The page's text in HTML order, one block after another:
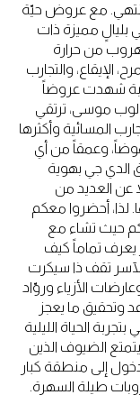
تنتهي. مع عروض حيّة
بليالٍ مميزة ذات
من حرارة
الإيقاع، والتجارب
شهدت عروضاً
موسى، ترتقي
المسائية وأكثرها
وعمقاً من أي
الدي جي بهوية
عن العديد من
لذا، أحضروا معكم
حيث تشاء مع
تماماً كيف
تقف ذا سيكرت
الأزياء وروّاد
وتحقيق ما يعجز
الحياة الليلية
الضيوف الذين
إلى منطقة كبار
طيلة السهرة.